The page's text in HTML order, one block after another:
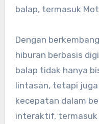
balap, termasuk
Dengan
hiburan berbasis
balap tidak hanya
lintasan, tetapi
kecepatan dalam
interaktif, termasuk